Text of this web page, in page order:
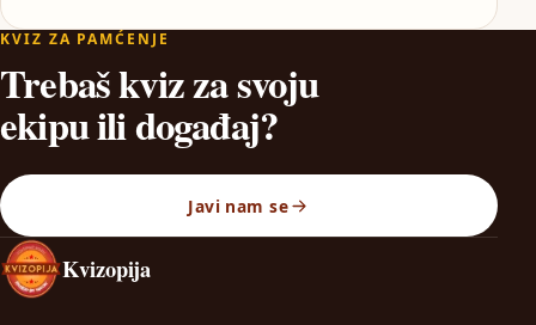
KVIZ ZA PAMĆENJE
Trebaš kviz za svoju
ekipu ili događaj?
Javi nam se
Kvizopija